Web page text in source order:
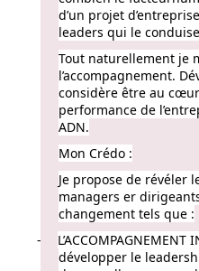
d’un projet
leaders qui le
Tout naturellement je
l’accompagnement.
considère être au
performance de
ADN.
Mon Crédo :
Je propose de révéler
managers er
changement tels que :
-
développer le